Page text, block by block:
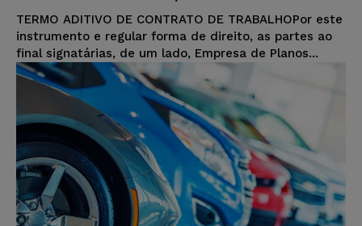
TERMO ADITIVO DE CONTRATO DE TRABALHOPor este
instrumento e regular forma de direito, as partes ao
final signatárias, de um lado, Empresa de Planos...